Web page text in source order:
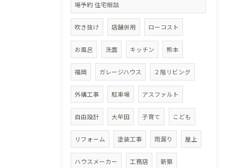
場予約 住宅相談
吹き抜け 店舗併用 ローコスト
お風呂 洗面 キッチン 熊本
福岡 ガレージハウス ２階リビング
外構工事 駐車場 アスファルト
自由設計 大牟田 子育て こども
リフォーム 塗装工事 雨漏り 屋上
ハウスメーカー 工務店 新築